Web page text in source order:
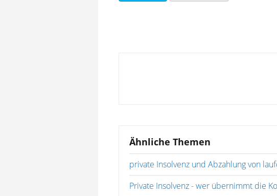
Ähnliche Themen
private Insolvenz und Abzahlung von
Private Insolvenz - wer übernimmt die